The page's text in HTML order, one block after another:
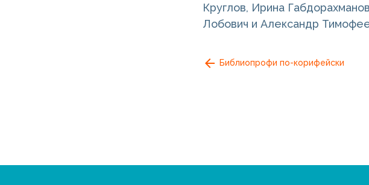
Круглов, Ирина
Лобович и Александр
Библиопрофи по-корифейски